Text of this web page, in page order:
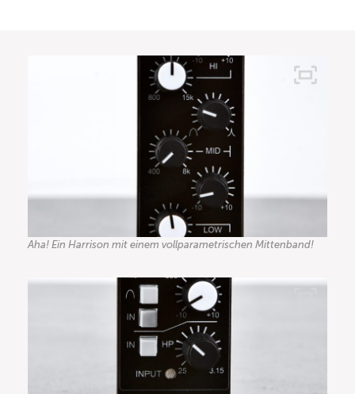
Aha! Ein Harrison mit einem vollparametrischen Mittenband!